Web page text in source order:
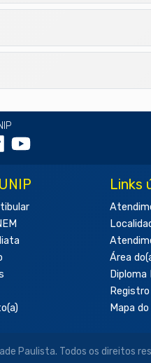
Links
Área
Diploma
Mapa
Paulista. Todos os direitos